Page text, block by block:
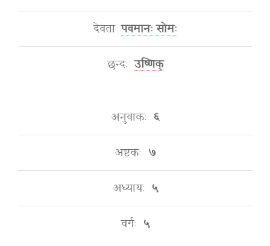
देवता पवमानः सोमः
छन्दः उष्णिक्
अनुवाकः ६
अष्टकः ७
अध्यायः ५
वर्गः ५